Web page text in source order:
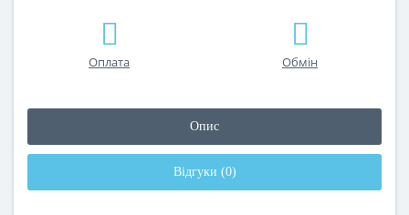
Оплата Обмін
Опис
Відгуки (0)